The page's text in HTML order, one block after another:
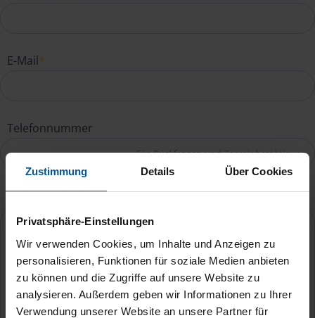
Zustimmung Details Über Cookies
Privatsphäre-Einstellungen
Wir verwenden Cookies, um Inhalte und Anzeigen zu
personalisieren, Funktionen für soziale Medien anbieten
zu können und die Zugriffe auf unsere Website zu
analysieren. Außerdem geben wir Informationen zu Ihrer
Verwendung unserer Website an unsere Partner für
E-Mail*
Telefonnummer
Ihre Nachricht an Martina Faber*